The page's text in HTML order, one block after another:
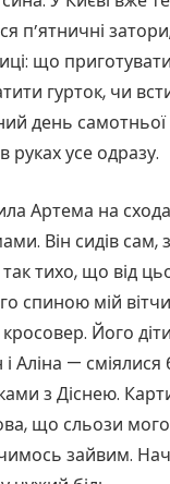
п’ятничні
що
гурток, чи
день
руках усе одразу.
Артема на
Він сидів сам,
так тихо, що від
спиною мій
кросовер. Його
Аліна — сміялися
з Діснею.
що сльози
зайвим.